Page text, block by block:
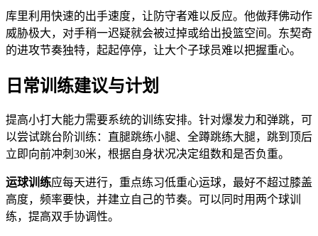
库里利用快速的出手速度，让防守者难以反应。他做拜佛动作
威胁极大，对手稍一迟疑就会被过掉或给出投篮空间。东契奇
的进攻节奏独特，起起停停，让大个子球员难以把握重心。
日常训练建议与计划
提高小打大能力需要系统的训练安排。针对爆发力和弹跳，可
以尝试跳台阶训练：直腿跳练小腿、全蹲跳练大腿，跳到顶后
立即向前冲刺30米，根据自身状况决定组数和是否负重。
运球训练应每天进行，重点练习低重心运球，最好不超过膝盖
高度，频率要快，并建立自己的节奏。可以同时用两个球训
练，提高双手协调性。